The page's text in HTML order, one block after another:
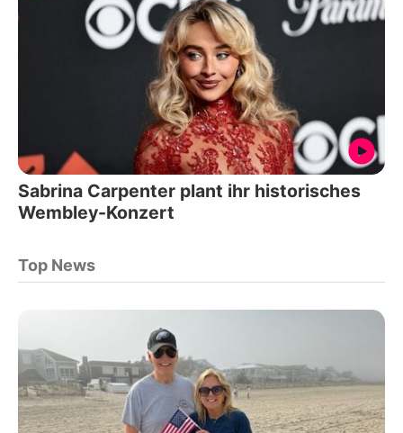
Sabrina Carpenter plant ihr historisches
Wembley-Konzert
Top News